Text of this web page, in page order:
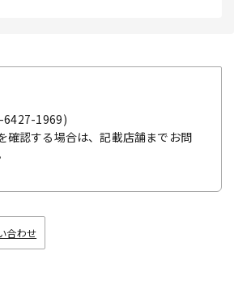
6427-1969)
確認する場合は、記載店舗までお問
合わせ